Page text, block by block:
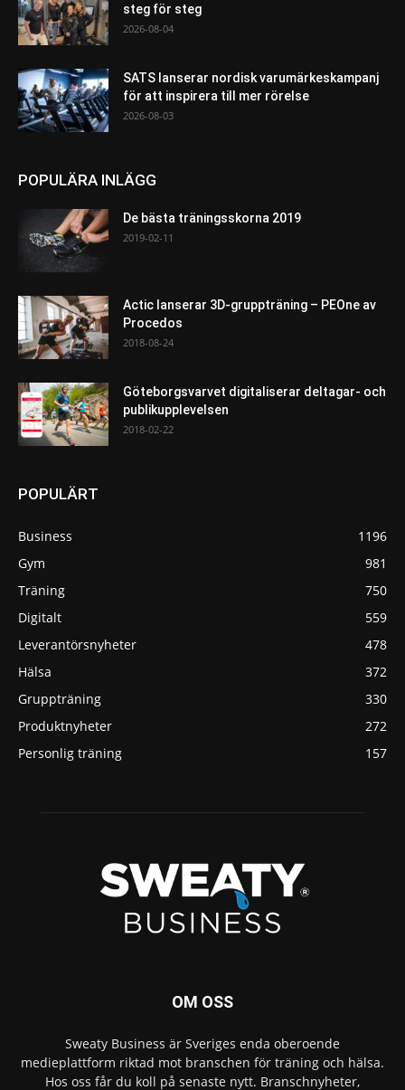
steg för steg
2026-08-04
SATS lanserar nordisk varumärkeskampanj
för att inspirera till mer rörelse
2026-08-03
POPULÄRA INLÄGG
De bästa träningsskorna 2019
2019-02-11
Actic lanserar 3D-gruppträning – PEOne av
Procedos
2018-08-24
Göteborgsvarvet digitaliserar deltagar- och
publikupplevelsen
2018-02-22
POPULÄRT
Business
1196
Gym
981
Träning
750
Digitalt
559
Leverantörsnyheter
478
Hälsa
372
Gruppträning
330
Produktnyheter
272
Personlig träning
157
OM OSS
Sweaty Business är Sveriges enda oberoende
medieplattform riktad mot branschen för träning och hälsa.
Hos oss får du koll på senaste nytt. Branschnyheter,